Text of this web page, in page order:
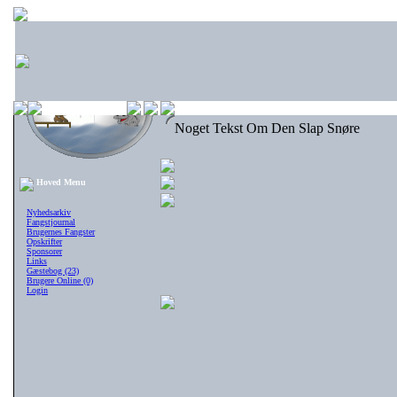
Hoved Menu
Nyhedsarkiv
Fangstjournal
Brugernes Fangster
Opskrifter
Sponsorer
Links
Gæstebog (23)
Brugere Online (0)
Login
Noget Tekst Om Den Slap Snøre